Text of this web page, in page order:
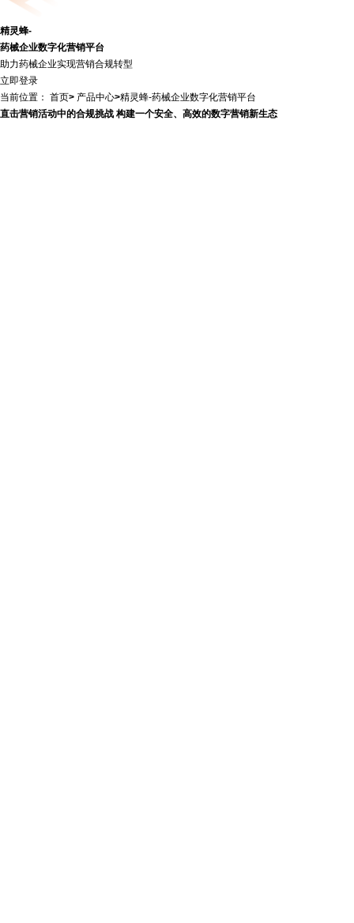
精灵蜂-
药械企业数字化营销平台
助力药械企业实现营销合规转型
立即登录
当前位置： 首页> 产品中心>精灵蜂-药械企业数字化营销平台
直击营销活动中的合规挑战 构建一个安全、高效的数字营销新生态